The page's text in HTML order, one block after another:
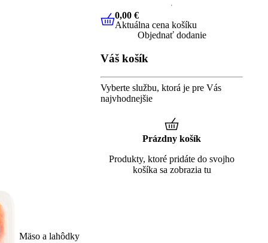
Mäso a lahôdky
0,00 €Aktuálna cena košíku
0,00 €
Aktuálna cena košíku
Objednať dodanie
Váš košík
Vyberte službu, ktorá je pre Vás
najvhodnejšie
Prázdny košík
Produkty, ktoré pridáte do svojho
košíka sa zobrazia tu